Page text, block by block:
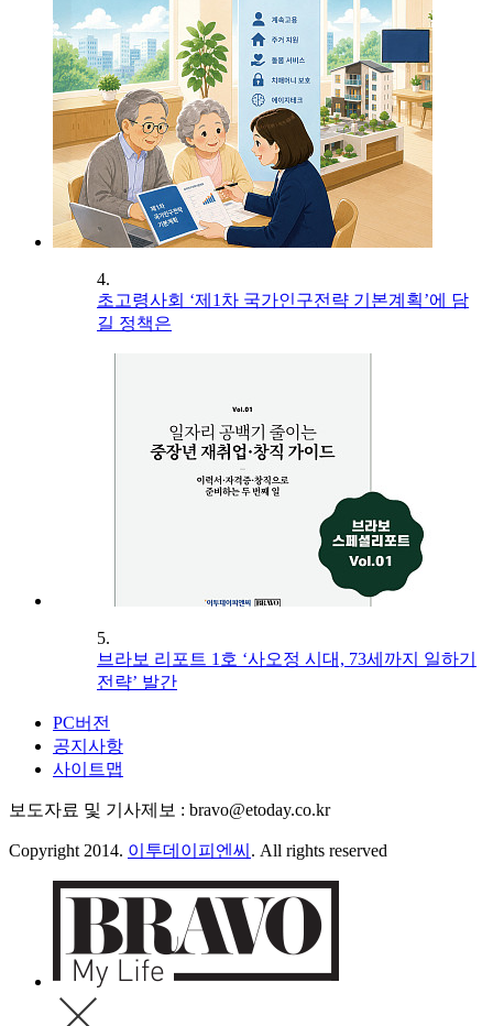
4.
초고령사회 ‘제1차 국가인구전략 기본계획’에 담
길 정책은
5.
브라보 리포트 1호 ‘사오정 시대, 73세까지 일하기
전략’ 발간
PC버전
공지사항
사이트맵
보도자료 및 기사제보 : bravo@etoday.co.kr
Copyright 2014. 이투데이피엔씨 . All rights reserved